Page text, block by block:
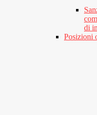
di
Posizioni